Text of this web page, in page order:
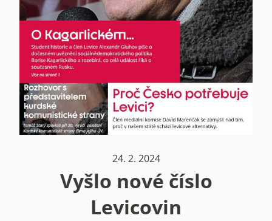
24. 2. 2024
Vyšlo nové číslo
Levicovin